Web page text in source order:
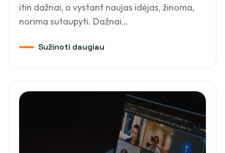
itin dažnai, o vystant naujas idėjas, žinoma,
norima sutaupyti. Dažnai…